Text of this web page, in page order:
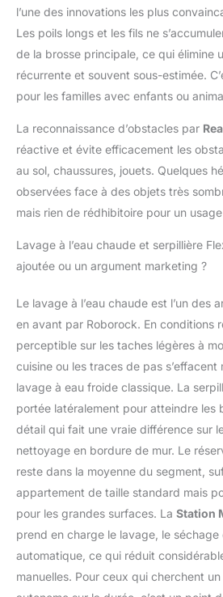
Traitez
Zones:
laveur
latérale
de
à
de
offrent
laissent
derrière
angles
Ce
laveur
équipé
caméra
capable
d'éviter
d'objets
20
obstacles
besoin
l’une des innovations les plus
Les poils longs et les fils ne
de la brosse principale, ce qui élimine
récurrente et souvent sous-estimée.
pour les familles avec enfants ou
La reconnaissance d’obstacles par
réactive et évite efficacement les
au sol, chaussures, jouets. Quelques
observées face à des objets très
mais rien de rédhibitoire pour un
Lavage à l’eau chaude et serpillière
ajoutée ou un argument marketing ?
Le lavage à l’eau chaude est l’un des
en avant par Roborock. En conditions
perceptible sur les taches légères à
cuisine ou les traces de pas s’effacent
lavage à eau froide classique. La
portée latéralement pour atteindre les
détail qui fait une vraie différence sur
nettoyage en bordure de mur. Le
reste dans la moyenne du segment,
appartement de taille standard mais
pour les grandes surfaces. La Station
prend en charge le lavage, le séchage
automatique, ce qui réduit
manuelles. Pour ceux qui cherchent